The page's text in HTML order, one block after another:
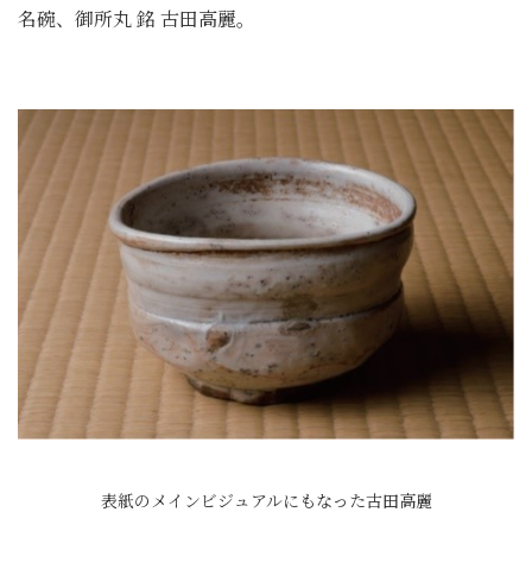
名碗、御所丸 銘 古田高麗。
表紙のメインビジュアルにもなった古田高麗